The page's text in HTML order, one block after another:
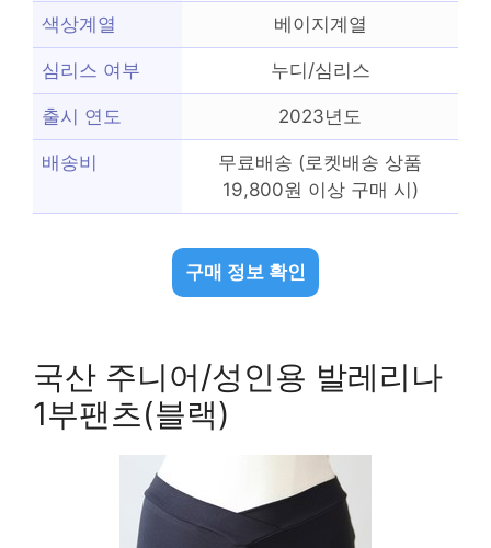
색상계열 베이지계열
심리스 여부 누디/심리스
출시 연도 2023년도
배송비
무료배송 (로켓배송 상품
19,800원 이상 구매 시)
구매 정보 확인
국산 주니어/성인용 발레리나
1부팬츠(블랙)